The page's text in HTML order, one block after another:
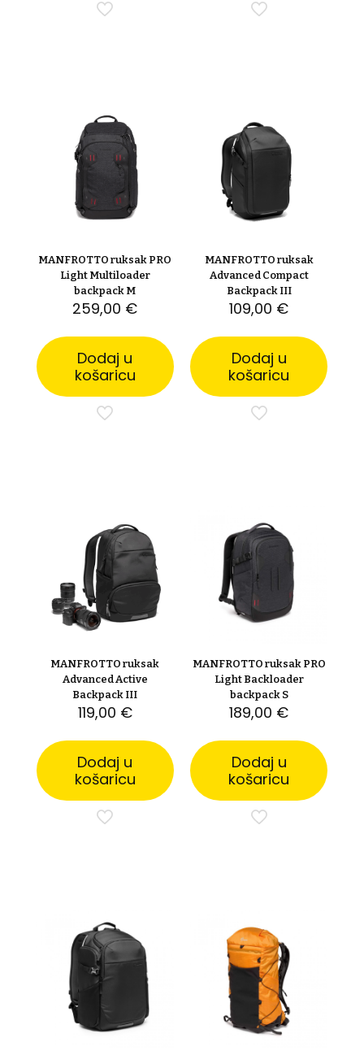
MANFROTTO ruksak PRO
Light Multiloader
backpack M
259,00 €
Dodaj u
košaricu
MANFROTTO ruksak
Advanced Compact
Backpack III
109,00 €
Dodaj u
košaricu
MANFROTTO ruksak
Advanced Active
Backpack III
119,00 €
Dodaj u
košaricu
MANFROTTO ruksak PRO
Light Backloader
backpack S
189,00 €
Dodaj u
košaricu